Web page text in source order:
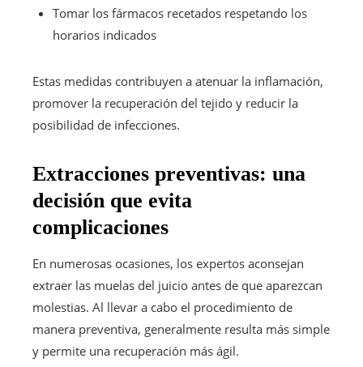
Tomar los fármacos recetados respetando los
horarios indicados
Estas medidas contribuyen a atenuar la inflamación,
promover la recuperación del tejido y reducir la
posibilidad de infecciones.
Extracciones preventivas: una
decisión que evita
complicaciones
En numerosas ocasiones, los expertos aconsejan
extraer las muelas del juicio antes de que aparezcan
molestias. Al llevar a cabo el procedimiento de
manera preventiva, generalmente resulta más simple
y permite una recuperación más ágil.